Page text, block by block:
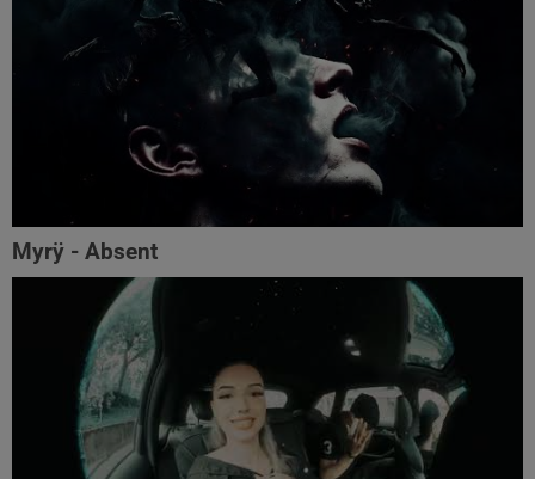
Myrÿ - Absent